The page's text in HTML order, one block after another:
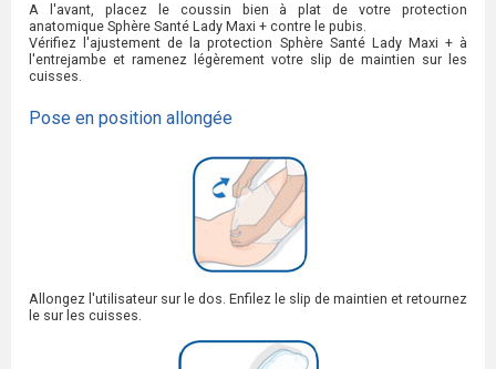
A l'avant, placez le coussin bien à plat de votre protection
anatomique Sphère Santé Lady Maxi + contre le pubis.
Vérifiez l'ajustement de la protection Sphère Santé Lady Maxi + à
l'entrejambe et ramenez légèrement votre slip de maintien sur les
cuisses.
Pose en position allongée
Allongez l'utilisateur sur le dos. Enfilez le slip de maintien et retournez
le sur les cuisses.